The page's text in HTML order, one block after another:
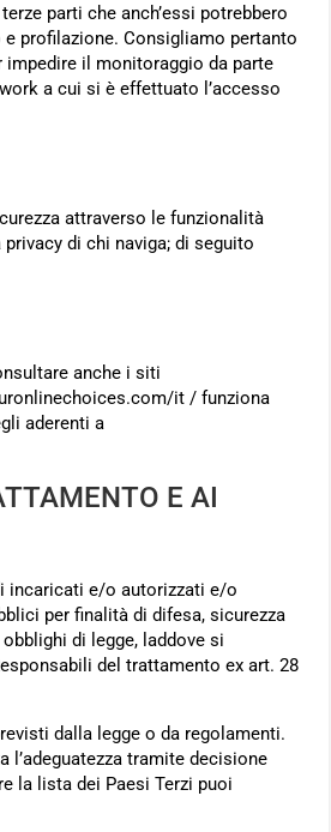
parti che anch’essi potrebbero
profilazione. Consigliamo pertanto
il monitoraggio da parte
a cui si è effettuato l’accesso
attraverso le funzionalità
di chi naviga; di seguito
anche i siti
it / funziona
aderenti a
E AI
incaricati e/o autorizzati e/o
per finalità di difesa, sicurezza
di legge, laddove si
del trattamento ex art. 28
dalla legge o da regolamenti.
tramite decisione
la lista dei Paesi Terzi puoi